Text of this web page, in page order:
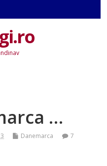
…
Danemarca
7